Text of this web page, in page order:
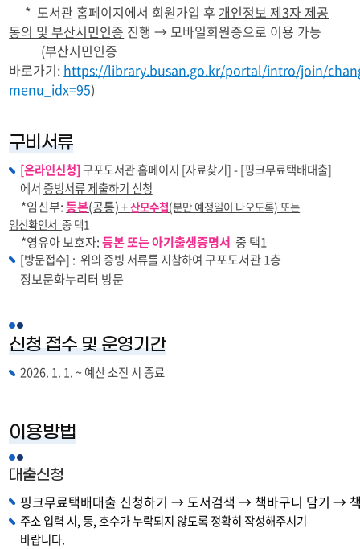
* 도서관 홈페이지에서 회원가입 후 개인정보 제3자 제공
동의 및 부산시민인증 진행 → 모바일회원증으로 이용 가능
(부산시민인증
바로가기: https://library.busan.go.kr/portal/intro/join/
menu_idx=95)
구비서류
[온라인신청]구포도서관 홈페이지 [자료찾기] - [핑크무료택배대출]
에서증빙서류 제출하기 신청
*임신부:등본(공통) +산모수첩(분만 예정일이 나오도록) 또는
임신확인서중 택1
*영유아 보호자:등본 또는 아기출생증명서 중 택1
[방문접수] : 위의 증빙 서류를 지참하여 구포도서관 1층
정보문화누리터 방문
신청 접수 및 운영기간
2026. 1. 1. ~ 예산 소진 시 종료
이용방법
대출신청
핑크무료택배대출 신청하기 → 도서검색 → 책바구니 담기 →
주소 입력 시, 동, 호수가 누락되지 않도록 정확히 작성해주시기
바랍니다.